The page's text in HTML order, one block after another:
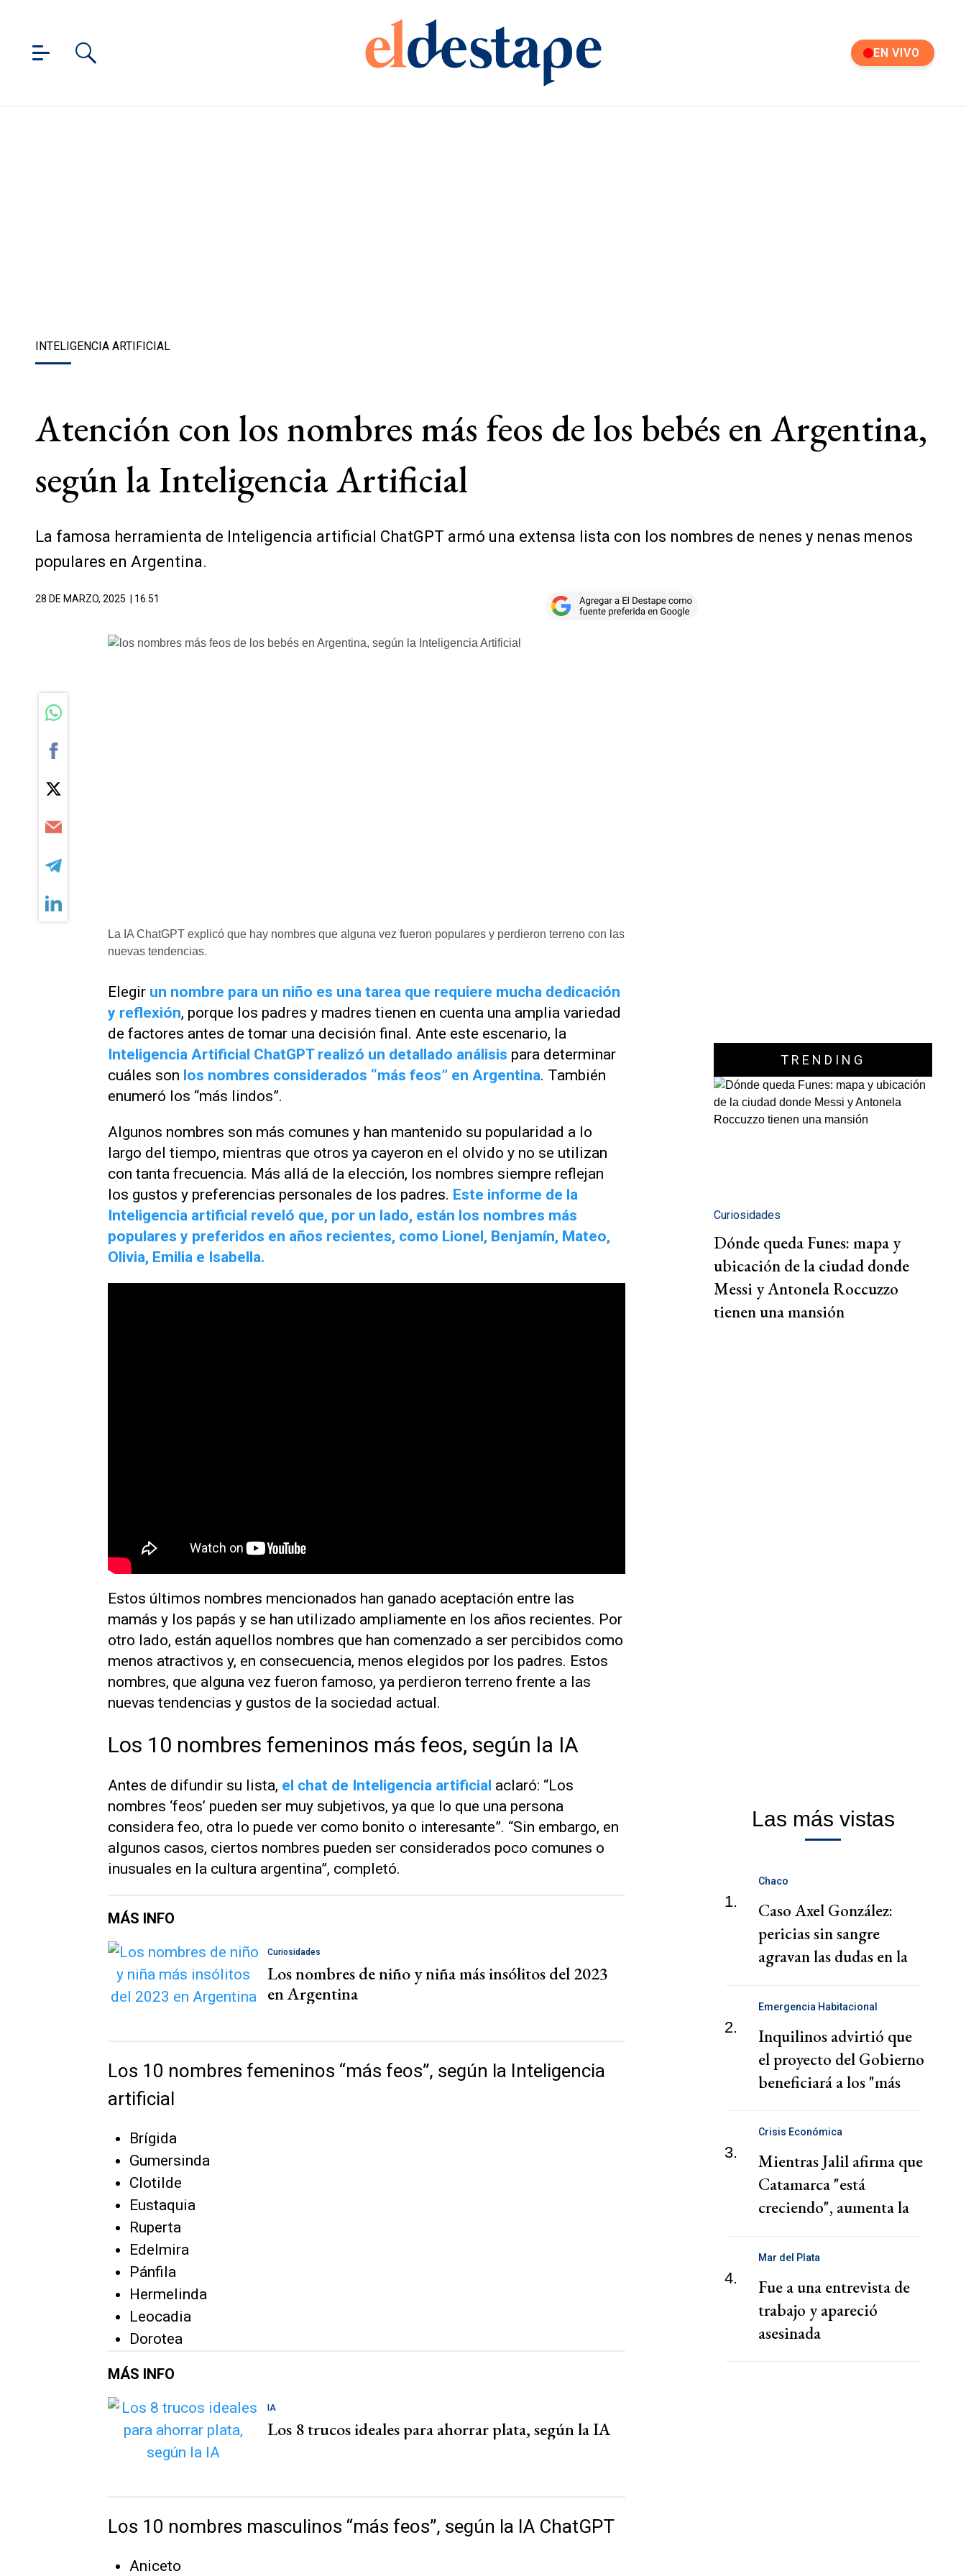
EN VIVO
INTELIGENCIA ARTIFICIAL
Atención con los nombres más feos de los bebés en Argentina,
según la Inteligencia Artificial
La famosa herramienta de Inteligencia artificial ChatGPT armó una extensa lista con los nombres de nenes y nenas menos
populares en Argentina.
28 DE MARZO, 2025 | 16.51
La IA ChatGPT explicó que hay nombres que alguna vez fueron populares y perdieron terreno con las
nuevas tendencias.
Elegir un nombre para un niño es una tarea que requiere mucha dedicación
y reflexión, porque los padres y madres tienen en cuenta una amplia variedad
de factores antes de tomar una decisión final. Ante este escenario, la
Inteligencia Artificial ChatGPT realizó un detallado análisis para determinar
cuáles son los nombres considerados “más feos” en Argentina. También
enumeró los “más lindos”.
Algunos nombres son más comunes y han mantenido su popularidad a lo
largo del tiempo, mientras que otros ya cayeron en el olvido y no se utilizan
con tanta frecuencia. Más allá de la elección, los nombres siempre reflejan
los gustos y preferencias personales de los padres. Este informe de la
Inteligencia artificial reveló que, por un lado, están los nombres más
populares y preferidos en años recientes, como Lionel, Benjamín, Mateo,
Olivia, Emilia e Isabella.
Estos últimos nombres mencionados han ganado aceptación entre las
mamás y los papás y se han utilizado ampliamente en los años recientes. Por
otro lado, están aquellos nombres que han comenzado a ser percibidos como
menos atractivos y, en consecuencia, menos elegidos por los padres. Estos
nombres, que alguna vez fueron famoso, ya perdieron terreno frente a las
nuevas tendencias y gustos de la sociedad actual.
Los 10 nombres femeninos más feos, según la IA
Antes de difundir su lista, el chat de Inteligencia artificial aclaró: “Los
nombres ‘feos’ pueden ser muy subjetivos, ya que lo que una persona
considera feo, otra lo puede ver como bonito o interesante”. “Sin embargo, en
algunos casos, ciertos nombres pueden ser considerados poco comunes o
inusuales en la cultura argentina”, completó.
MÁS INFO
Curiosidades
Los nombres de niño y niña más insólitos del 2023
en Argentina
Los 10 nombres femeninos “más feos”, según la Inteligencia
artificial
Brígida
Gumersinda
Clotilde
Eustaquia
Ruperta
Edelmira
Pánfila
Hermelinda
Leocadia
Dorotea
MÁS INFO
IA
Los 8 trucos ideales para ahorrar plata, según la IA
Los 10 nombres masculinos “más feos”, según la IA ChatGPT
Aniceto
TRENDING
Curiosidades
Dónde queda Funes: mapa y
ubicación de la ciudad donde
Messi y Antonela Roccuzzo
tienen una mansión
Las más vistas
1.
Chaco
Caso Axel González:
pericias sin sangre
agravan las dudas en la
2.
Emergencia Habitacional
Inquilinos advirtió que
el proyecto del Gobierno
beneficiará a los "más
3.
Crisis Económica
Mientras Jalil afirma que
Catamarca "está
creciendo", aumenta la
empleo
4.
Mar del Plata
Fue a una entrevista de
trabajo y apareció
asesinada